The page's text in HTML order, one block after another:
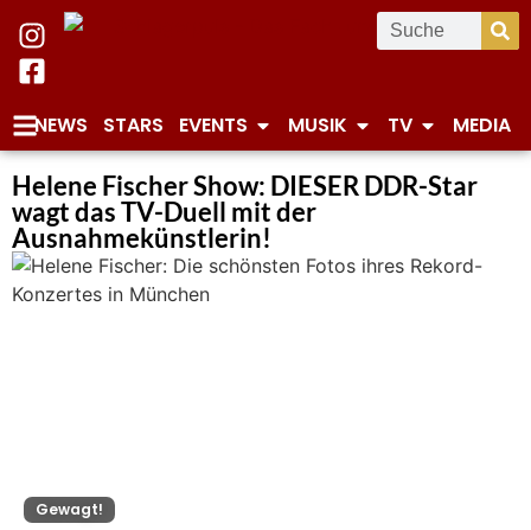
NEWS STARS EVENTS MUSIK TV MEDIA
Helene Fischer Show: DIESER DDR-Star
wagt das TV-Duell mit der
Ausnahmekünstlerin!
Gewagt!